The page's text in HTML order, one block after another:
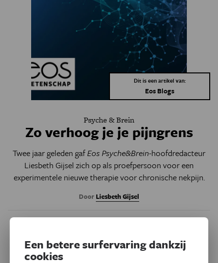
Dit is een artikel van:
Eos Blogs
Psyche & Brein
Zo verhoog je je pijngrens
Twee jaar geleden gafEos Psyche&Brein-hoofdredacteur
Liesbeth Gijsel zich op als proefpersoon voor een
experimentele nieuwe therapievoorchronische nekpijn.
Door Liesbeth Gijsel
Een betere surfervaring dankzij
cookies